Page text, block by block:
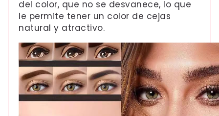
del color, que no se desvanece, lo que
le permite tener un color de cejas
natural y atractivo.